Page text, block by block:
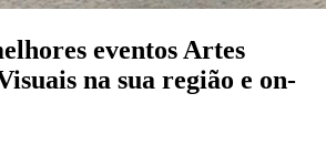
eventos Artes
na sua região e on-